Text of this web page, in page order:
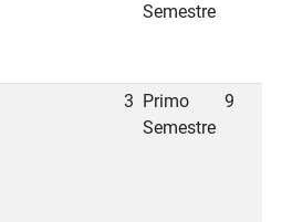
Semestre
3 Primo
Semestre
9